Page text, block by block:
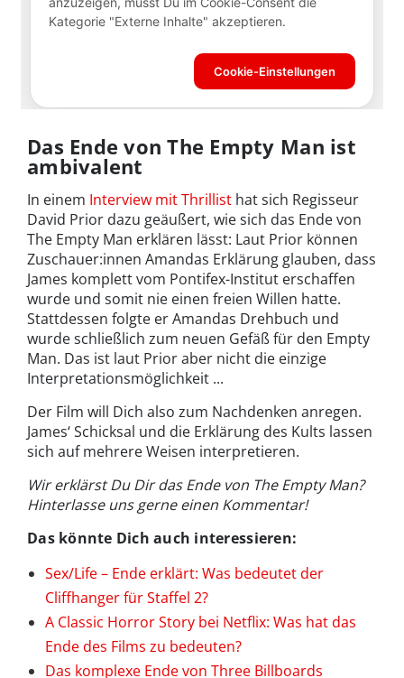
Das Ende von The Empty Man ist
ambivalent
In einem Interview mit Thrillist hat sich Regisseur
David Prior dazu geäußert, wie sich das Ende von
The Empty Man erklären lässt: Laut Prior können
Zuschauer:innen Amandas Erklärung glauben, dass
James komplett vom Pontifex-Institut erschaffen
wurde und somit nie einen freien Willen hatte.
Stattdessen folgte er Amandas Drehbuch und
wurde schließlich zum neuen Gefäß für den Empty
Man. Das ist laut Prior aber nicht die einzige
Interpretationsmöglichkeit ...
Der Film will Dich also zum Nachdenken anregen.
James‘ Schicksal und die Erklärung des Kults lassen
sich auf mehrere Weisen interpretieren.
Wir erklärst Du Dir das Ende von The Empty Man?
Hinterlasse uns gerne einen Kommentar!
Das könnte Dich auch interessieren:
Sex/Life – Ende erklärt: Was bedeutet der
Cliffhanger für Staffel 2?
A Classic Horror Story bei Netflix: Was hat das
Ende des Films zu bedeuten?
Das komplexe Ende von Three Billboards